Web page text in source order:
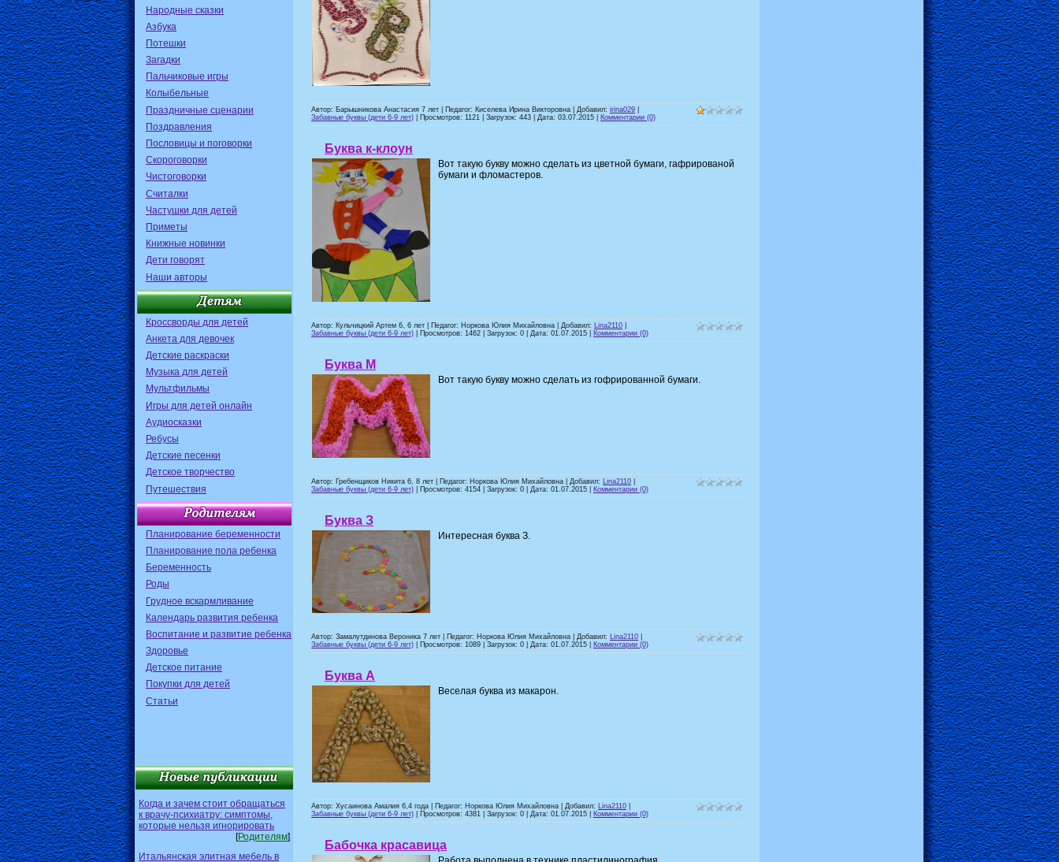
Народные сказки
Азбука
Потешки
Загадки
Пальчиковые игры
Колыбельные
Праздничные сценарии
Поздравления
Пословицы и поговорки
Скороговорки
Чистоговорки
Считалки
Частушки для детей
Приметы
Книжные новинки
Дети говорят
Наши авторы
Кроссворды для детей
Анкета для девочек
Детские раскраски
Музыка для детей
Мультфильмы
Игры для детей онлайн
Аудиосказки
Ребусы
Детские песенки
Детское творчество
Путешествия
Планирование беременности
Планирование пола ребенка
Беременность
Роды
Грудное вскармливание
Календарь развития ребенка
Воспитание и развитие ребенка
Здоровье
Детское питание
Покупки для детей
Статьи
Когда и зачем стоит обращаться
к врачу-психиатру: симптомы,
которые нельзя игнорировать
[Родителям]
Итальянская элитная мебель в
Автор: Барышникова Анастасия 7 лет | Педагог: Киселева Ирина Викторовна | Добавил: irina029
Забавные буквы (дети 6-9 лет) | Просмотров: 1121 | Загрузок: 443 | Дата: 03.07.2015 Комментарии (0)
Буква к-клоун
Вот такую букву можно сделать из цветной бумаги, гафрированой
бумаги и фломастеров.
Автор: Кульчицкий Артем 6, 6 лет | Педагог: Норкова Юлия Михайловна | Добавил: Lina2110
Забавные буквы (дети 6-9 лет) | Просмотров: 1462 | Загрузок: 0 | Дата: 01.07.2015 Комментарии (0)
Буква М
Вот такую букву можно сделать из гофрированной бумаги.
Автор: Гребенщиков Никита 6, 8 лет | Педагог: Норкова Юлия Михайловна | Добавил: Lina2110
Забавные буквы (дети 6-9 лет) | Просмотров: 4154 | Загрузок: 0 | Дата: 01.07.2015 Комментарии (0)
Буква З
Интересная буква З.
Автор: Замалутдинова Вероника 7 лет | Педагог: Норкова Юлия Михайловна | Добавил: Lina2110
Забавные буквы (дети 6-9 лет) | Просмотров: 1089 | Загрузок: 0 | Дата: 01.07.2015 Комментарии (0)
Буква А
Веселая буква из макарон.
Автор: Хусаинова Амалия 6,4 года | Педагог: Норкова Юлия Михайловна | Добавил: Lina2110
Забавные буквы (дети 6-9 лет) | Просмотров: 4381 | Загрузок: 0 | Дата: 01.07.2015 Комментарии (0)
Бабочка красавица